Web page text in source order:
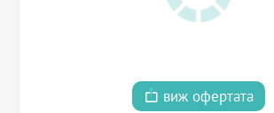
виж офертата